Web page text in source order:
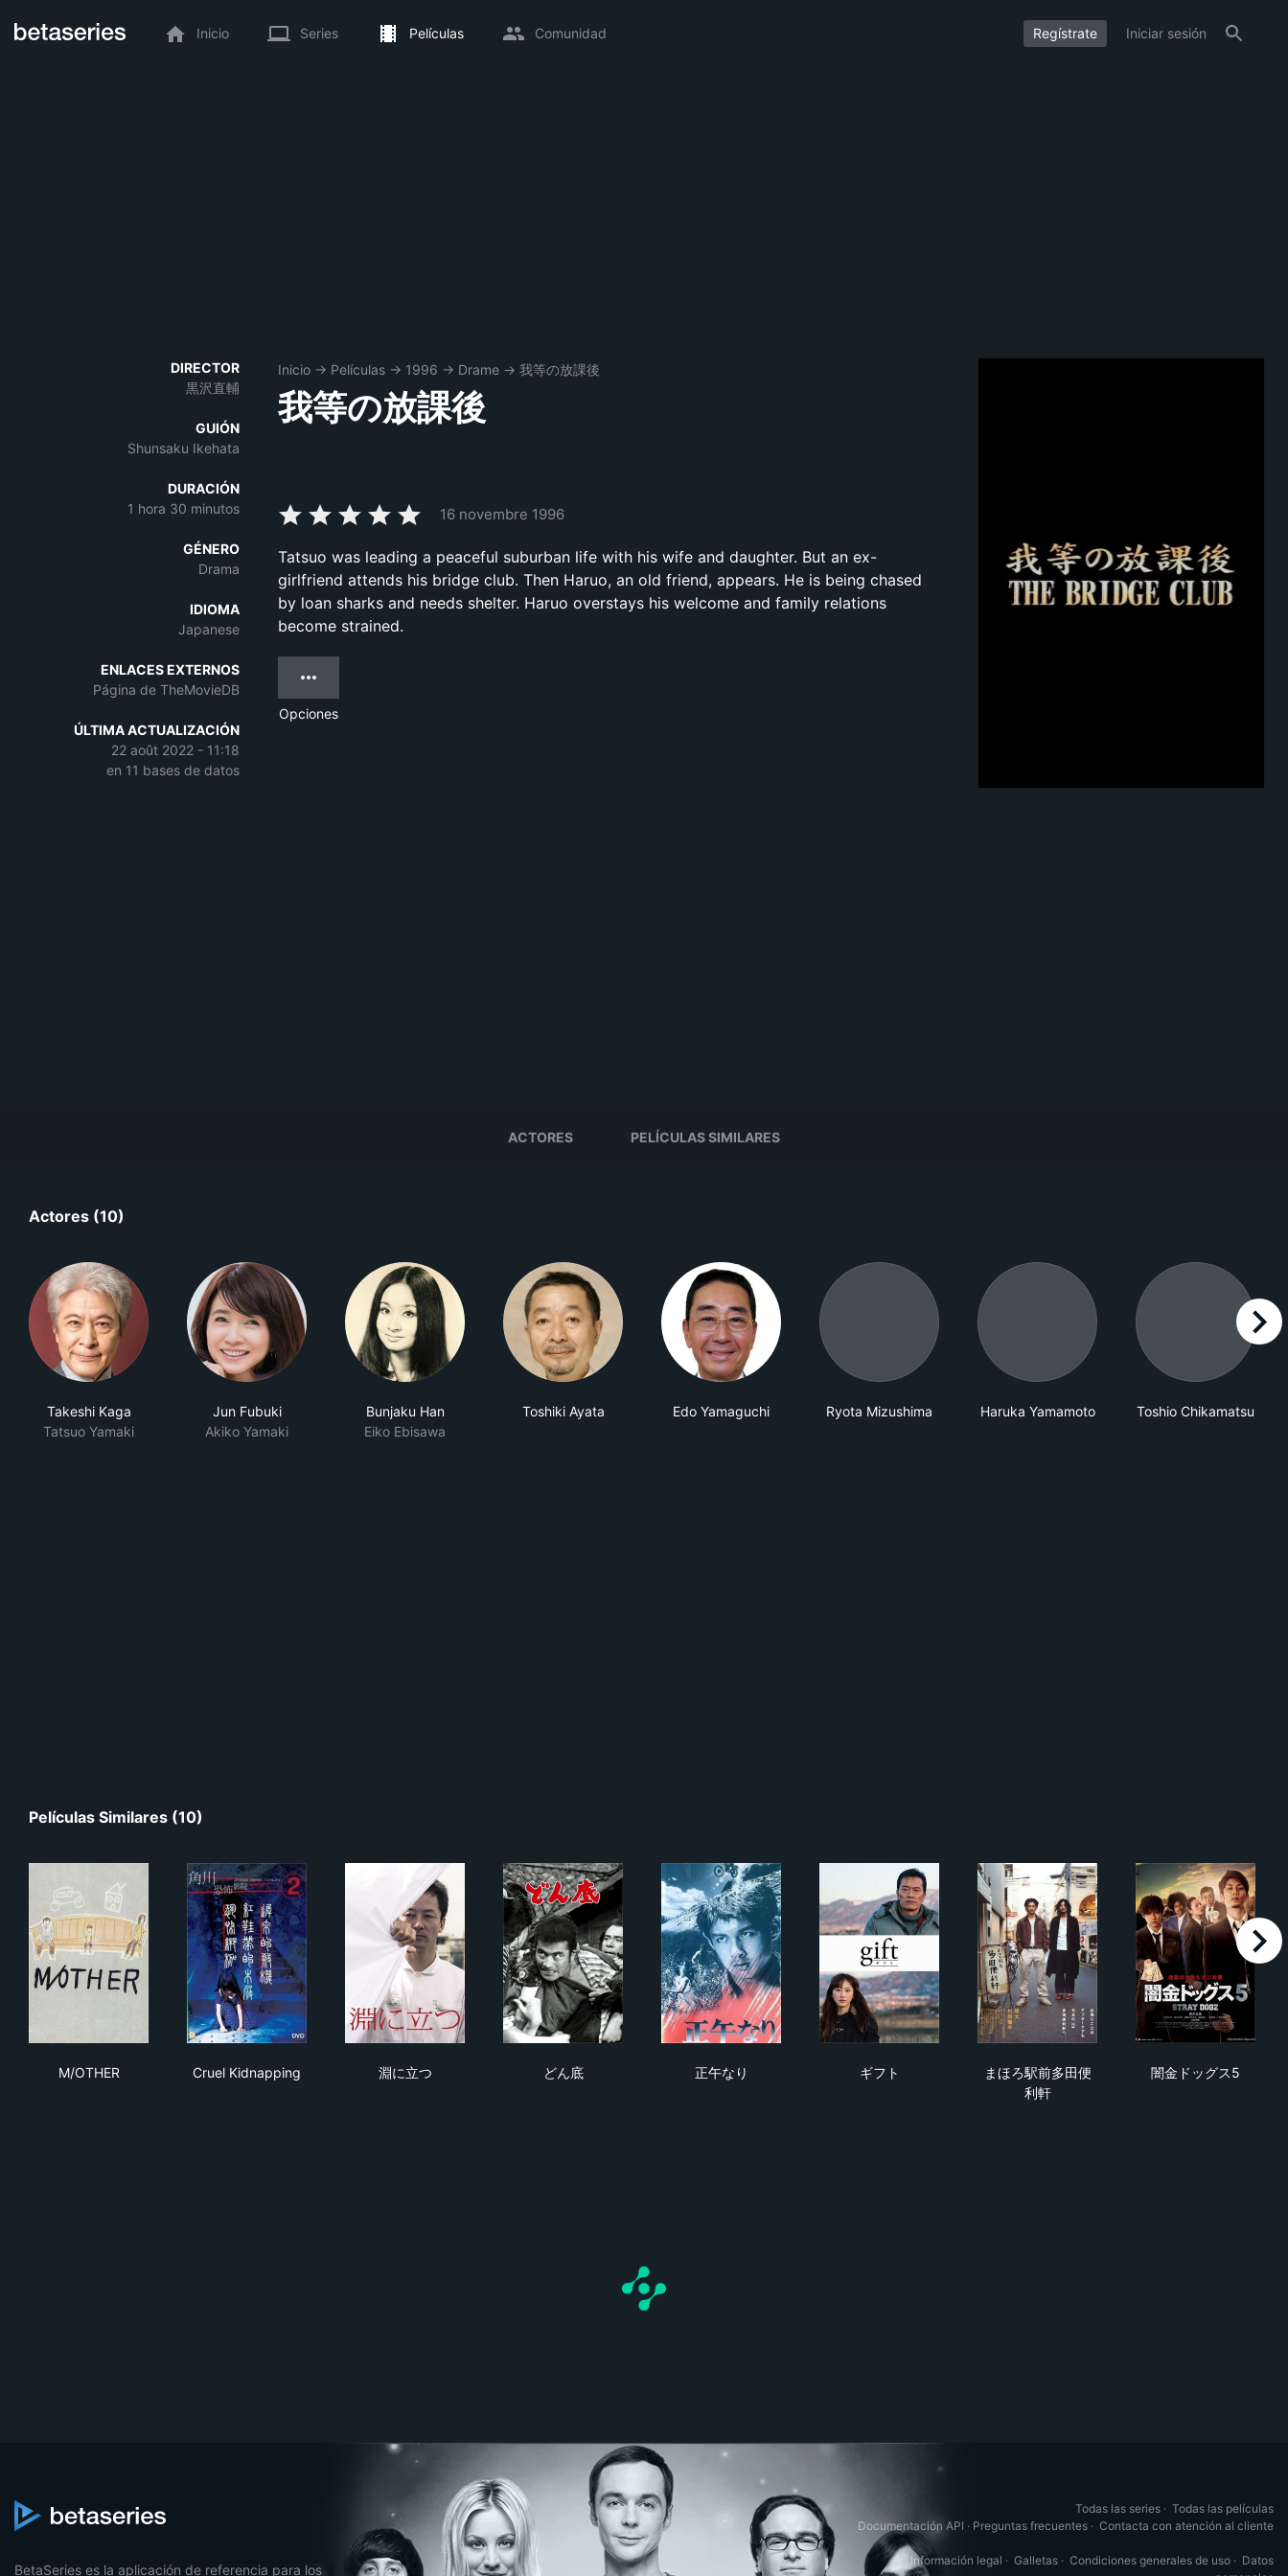
Inicio Series Películas Comunidad Regístrate Iniciar sesión
DIRECTOR
黒沢直輔
GUIÓN
Shunsaku Ikehata
DURACIÓN
1 hora 30 minutos
GÉNERO
Drama
IDIOMA
Japanese
ENLACES EXTERNOS
Página de TheMovieDB
ÚLTIMA ACTUALIZACIÓN
22 août 2022 - 11:18
en 11 bases de datos
Inicio → Películas → 1996 → Drame → 我等の放課後
我等の放課後
16 novembre 1996
Tatsuo was leading a peaceful suburban life with his wife and daughter. But an ex-
girlfriend attends his bridge club. Then Haruo, an old friend, appears. He is being chased
by loan sharks and needs shelter. Haruo overstays his welcome and family relations
become strained.
Opciones
ACTORES PELÍCULAS SIMILARES
Actores (10)
Takeshi Kaga
Tatsuo Yamaki
Jun Fubuki
Akiko Yamaki
Bunjaku Han
Eiko Ebisawa
Toshiki Ayata Edo Yamaguchi Ryota Mizushima Haruka Yamamoto Toshio Chikamatsu
right
Películas Similares (10)
M/OTHER
Cruel Kidnapping
淵に立つ
どん底
正午なり
ギフト
まほろ駅前多田便
利軒
闇金ドッグス5
right
BetaSeries es la aplicación de referencia para los
Todas las series · Todas las películas
Documentación API · Preguntas frecuentes · Contacta con atención al cliente
Información legal · Galletas · Condiciones generales de uso · Datos